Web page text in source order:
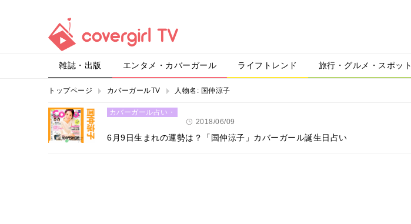
雑誌・出版 エンタメ・カバーガール ライフトレンド 旅行・グルメ・スポット
トップページ カバーガールTV 人物名: 国仲涼子
カバーガール占い・
2018/06/09
6月9日生まれの運勢は？「国仲涼子」カバーガール誕生日占い